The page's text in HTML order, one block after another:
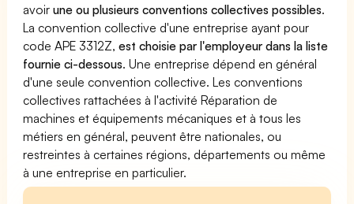
avoirune ou plusieurs conventions collectives possibles.
La convention collective d'une entreprise ayant pour
code APE 3312Z,est choisie par l'employeur dans la liste
fournie ci-dessous. Une entreprise dépend en général
d'une seule convention collective. Les conventions
collectives rattachées à l'activité Réparation de
machines et équipements mécaniques et à tous les
métiers en général, peuvent être nationales, ou
restreintes à certaines régions, départements ou même
à une entreprise en particulier.